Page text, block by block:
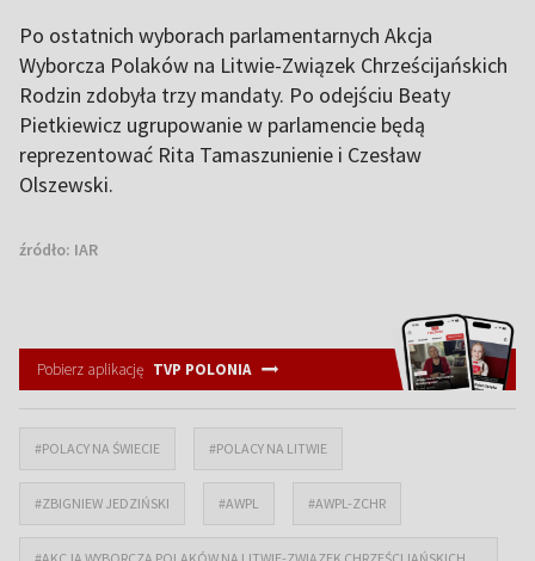
Po ostatnich wyborach parlamentarnych Akcja
Wyborcza Polaków na Litwie-Związek Chrześcijańskich
Rodzin zdobyła trzy mandaty. Po odejściu Beaty
Pietkiewicz ugrupowanie w parlamencie będą
reprezentować Rita Tamaszunienie i Czesław
Olszewski.
źródło: IAR
Pobierz aplikację TVP POLONIA
#POLACY NA ŚWIECIE #POLACY NA LITWIE
#ZBIGNIEW JEDZIŃSKI #AWPL #AWPL-ZCHR